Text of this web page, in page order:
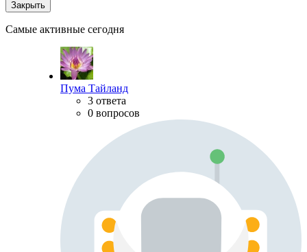
Закрыть
Самые активные сегодня
Пума Тайланд
3 ответа
0 вопросов